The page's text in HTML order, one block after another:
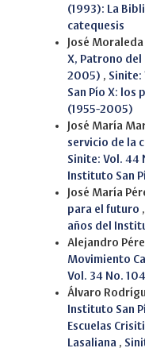
(1993): La
catequesis
José
X, Patrono del
2005) , Sinite:
San Pío X: los
(1955-2005)
José María
servicio de la
Sinite: Vol. 44
Instituto San
José María
para el futuro ,
años del
Alejandro
Movimiento
Vol. 34 No.
Álvaro
Instituto San
Escuelas
Lasaliana ,